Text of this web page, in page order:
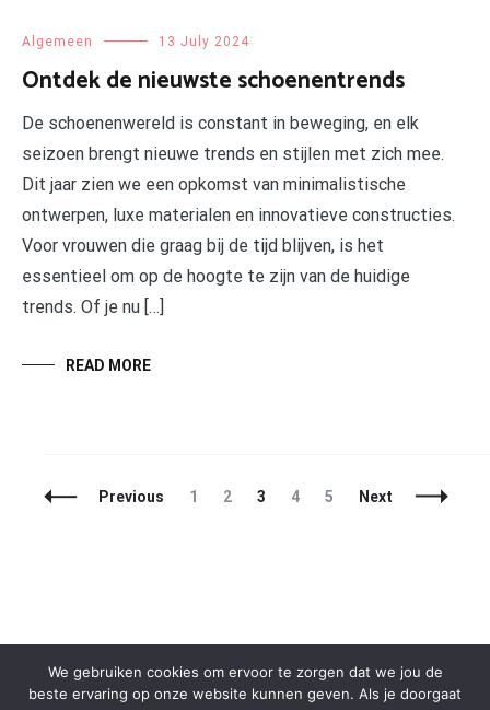
Algemeen 13 July 2024
Ontdek de nieuwste schoenentrends
De schoenenwereld is constant in beweging, en elk
seizoen brengt nieuwe trends en stijlen met zich mee.
Dit jaar zien we een opkomst van minimalistische
ontwerpen, luxe materialen en innovatieve constructies.
Voor vrouwen die graag bij de tijd blijven, is het
essentieel om op de hoogte te zijn van de huidige
trends. Of je nu […]
READ MORE
Posts
Previous Page
1 Page
2 Page
3 Page
4 Page
5 Next
We gebruiken cookies om ervoor te zorgen dat we jou de
beste ervaring op onze website kunnen geven. Als je doorgaat